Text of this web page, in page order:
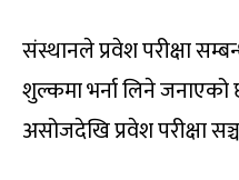
संस्थानले प्रवेश परीक्षा
शुल्कमा भर्ना लिने
असोजदेखि प्रवेश परीक्षा